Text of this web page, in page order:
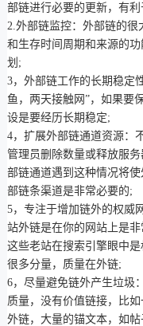
部链进行必要的更新，有
2.外部链监控：外部链的
和生存时间周期和来源的
划;
3，外部链工作的长期稳定
鱼，两天接触网”，如果要
设是要经历长期稳定;
4，扩展外部链通道资源：
管理员删除数量或释放服
部链通道遇到这种情况将
部链条渠道是非常必要的;
5，专注于增加链外的权威
站外链是在你的网站上是
这些老站在搜索引擎眼中
很多分量，质量在外链;
6，尽量避免链外产生垃圾
质量，没有价值链接，比
外链，大量的锚文本，如